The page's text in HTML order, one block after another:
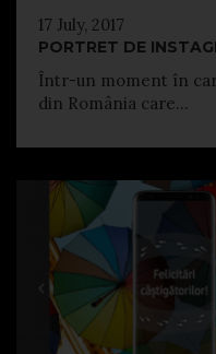
17 July, 2017
PORTRET DE
Într-un moment în
din România care...